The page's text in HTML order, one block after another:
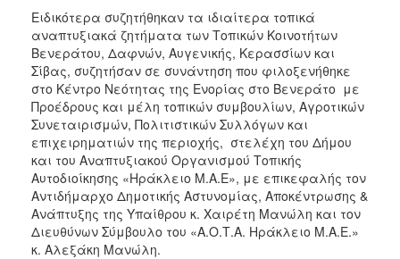
Ειδικότερα συζητήθηκαν τα ιδιαίτερα τοπικά
αναπτυξιακά ζητήματα των Τοπικών Κοινοτήτων
Βενεράτου, Δαφνών, Αυγενικής, Κερασσίων και
Σίβας, συζητήσαν σε συνάντηση που φιλοξενήθηκε
στο Κέντρο Νεότητας της Ενορίας στο Βενεράτο με
Προέδρους και μέλη τοπικών συμβουλίων, Αγροτικών
Συνεταιρισμών, Πολιτιστικών Συλλόγων και
επιχειρηματιών της περιοχής, στελέχη του Δήμου
και του Αναπτυξιακού Οργανισμού Τοπικής
Αυτοδιοίκησης «Ηράκλειο Μ.Α.Ε», με επικεφαλής τον
Αντιδήμαρχο Δημοτικής Αστυνομίας, Αποκέντρωσης &
Ανάπτυξης της Υπαίθρου κ. Χαιρέτη Μανώλη και τον
Διευθύνων Σύμβουλο του «Α.Ο.Τ.Α. Ηράκλειο Μ.Α.Ε.»
κ. Αλεξάκη Μανώλη.